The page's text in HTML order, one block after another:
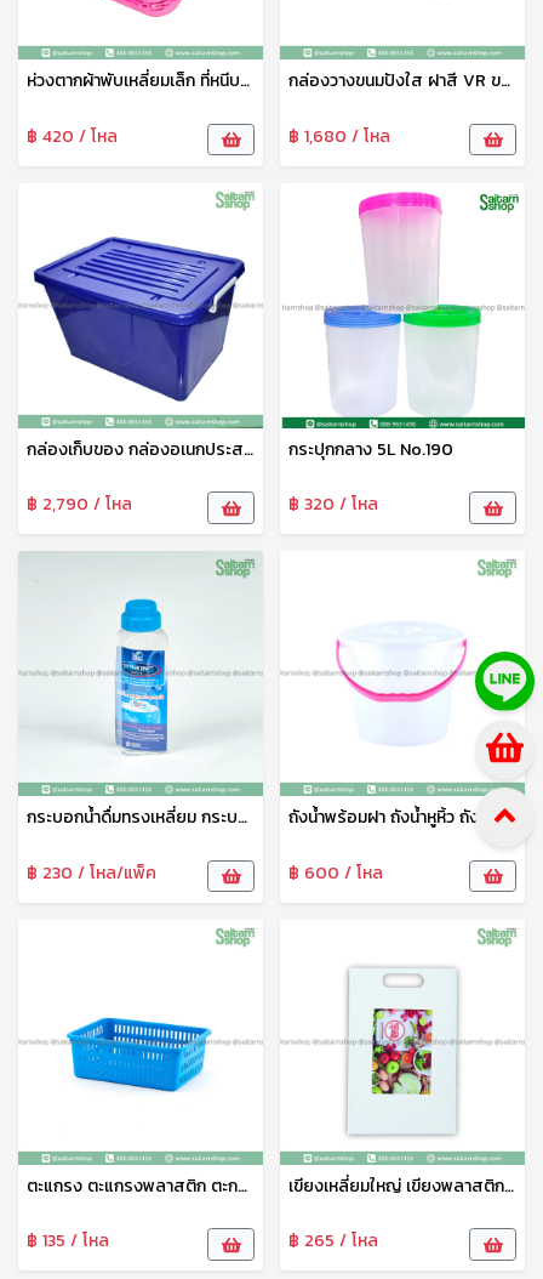
ห่วงตากผ้าพับเหลี่ยมเล็ก ที่หนีบผ้า VR ที่ตากชุดชั้นในและถุงเท้า ไม้แขวนหนีบพับได้ ที่ตากถุงเท้า ห่วงตากผ้า ที่หนีบผ้าพลาสติก พวงหนีบผ้า No.230
฿ 420 / โหล
กล่องวางขนมปังใส ฝาสี VR ขนาด 22L กล่องใส่ของเอนกประสงค์ กล่องพลาสติกใสฝาสี กล่องเบเกอรี่ No.309
฿ 1,680 / โหล
กล่องเก็บของ กล่องอเนกประสงค์ ลังพลาสติกมีล้อ ฝาล็อค 100L No.303B VR
฿ 2,790 / โหล
กระปุกกลาง 5L No.190
฿ 320 / โหล
กระบอกน้ำดื่มทรงเหลี่ยม ​กระบอกน้ำแช่ตู้เย็น กระบอกน้ำพลาสติกใส ฝาคละสี 1แพ็ค3ใบ 1.5ลิตร No.148/3 VR
฿ 230 / โหล/แพ็ค
ถังน้ำพร้อมฝา ถังน้ำหูหิ้ว ถังอาบน้ำ ถังพลาสติกขาว ถังอเนกประสงค์ หูหิ้วคละสี 3.5K 13.2L No.307 VR
฿ 600 / โหล
ตะแกรง ตะแกรงพลาสติก ตะกร้าใส่ของ ทรงสี่เหลี่ยมผืนผ้า No.182AB VR
฿ 135 / โหล
เขียงเหลี่ยมใหญ่ เขียงพลาสติก เขียงรองหั่น อเนกประสงค์ มีหู สีขาว No.167 VR
฿ 265 / โหล